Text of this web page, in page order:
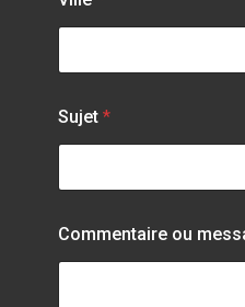
Sujet *
Commentaire ou